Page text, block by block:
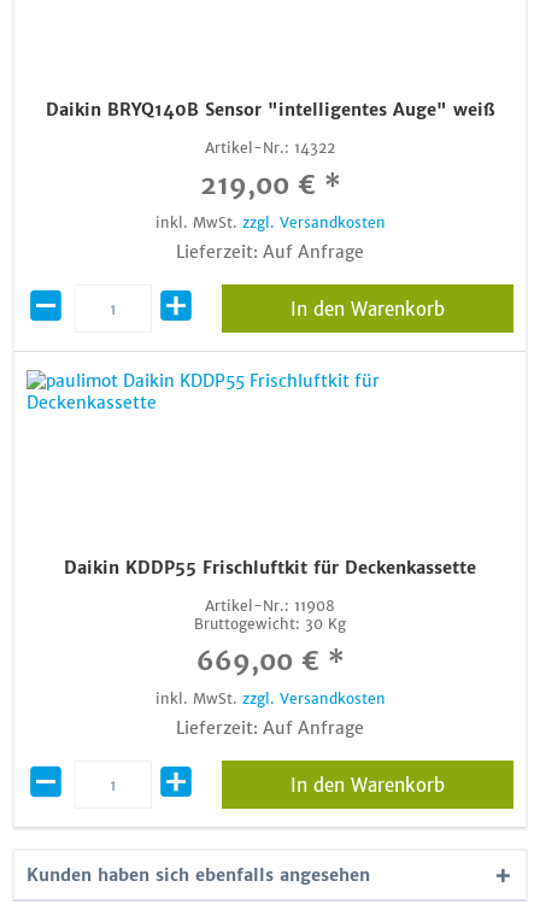
Daikin BRYQ140B Sensor "intelligentes Auge" weiß
Artikel-Nr.: 14322
219,00 € *
inkl. MwSt. zzgl. Versandkosten
Lieferzeit: Auf Anfrage
In den Warenkorb
Daikin KDDP55 Frischluftkit für Deckenkassette
Artikel-Nr.: 11908
Bruttogewicht: 30 Kg
669,00 € *
inkl. MwSt. zzgl. Versandkosten
Lieferzeit: Auf Anfrage
In den Warenkorb
Kunden haben sich ebenfalls angesehen